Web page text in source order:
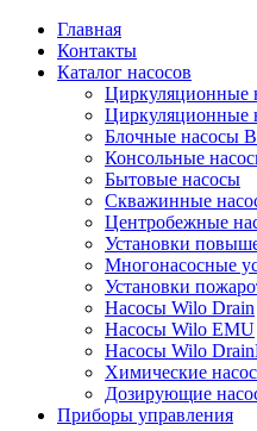
Главная
Контакты
Каталог насосов
Циркуляционные
Циркуляционные
Блочные насосы
Консольные
Бытовые насосы
Скважинные
Центробежные
Установки
Многонасосные
Установки
Насосы Wilo Drain
Насосы Wilo EMU
Насосы Wilo
Химические
Дозирующие
Приборы управления